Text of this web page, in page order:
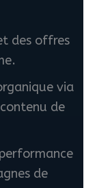
des offres
via
de
de